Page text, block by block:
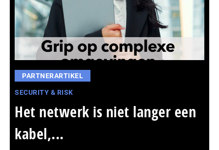
PARTNERARTIKEL
SECURITY & RISK
Het netwerk is niet langer een
kabel,...